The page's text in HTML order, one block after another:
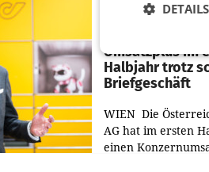
PRIMENEWS
Umsatzplus im
Halbjahr trotz
Briefgeschäft
WIEN Die
AG hat im ersten
einen